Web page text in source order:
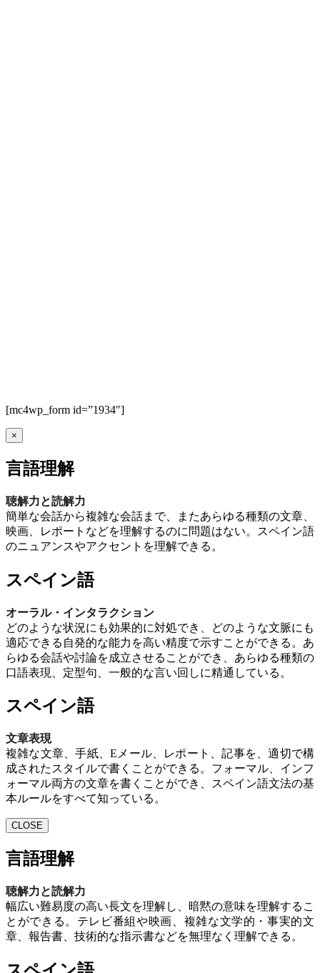
[mc4wp_form id=”1934″]
×
言語理解
聴解力と読解力
簡単な会話から複雑な会話まで、またあらゆる種類の文章、
映画、レポートなどを理解するのに問題はない。スペイン語
のニュアンスやアクセントを理解できる。
スペイン語
オーラル・インタラクション
どのような状況にも効果的に対処でき、どのような文脈にも
適応できる自発的な能力を高い精度で示すことができる。あ
らゆる会話や討論を成立させることができ、あらゆる種類の
口語表現、定型句、一般的な言い回しに精通している。
スペイン語
文章表現
複雑な文章、手紙、Eメール、レポート、記事を、適切で構
成されたスタイルで書くことができる。フォーマル、インフ
ォーマル両方の文章を書くことができ、スペイン語文法の基
本ルールをすべて知っている。
CLOSE
言語理解
聴解力と読解力
幅広い難易度の高い長文を理解し、暗黙の意味を理解するこ
とができる。テレビ番組や映画、複雑な文学的・事実的文
章、報告書、技術的な指示書などを無理なく理解できる。